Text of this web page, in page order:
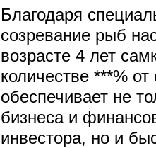
Благодаря
созревание рыб
возрасте 4 лет
количестве ***%
обеспечивает не
бизнеса и
инвестора, но и